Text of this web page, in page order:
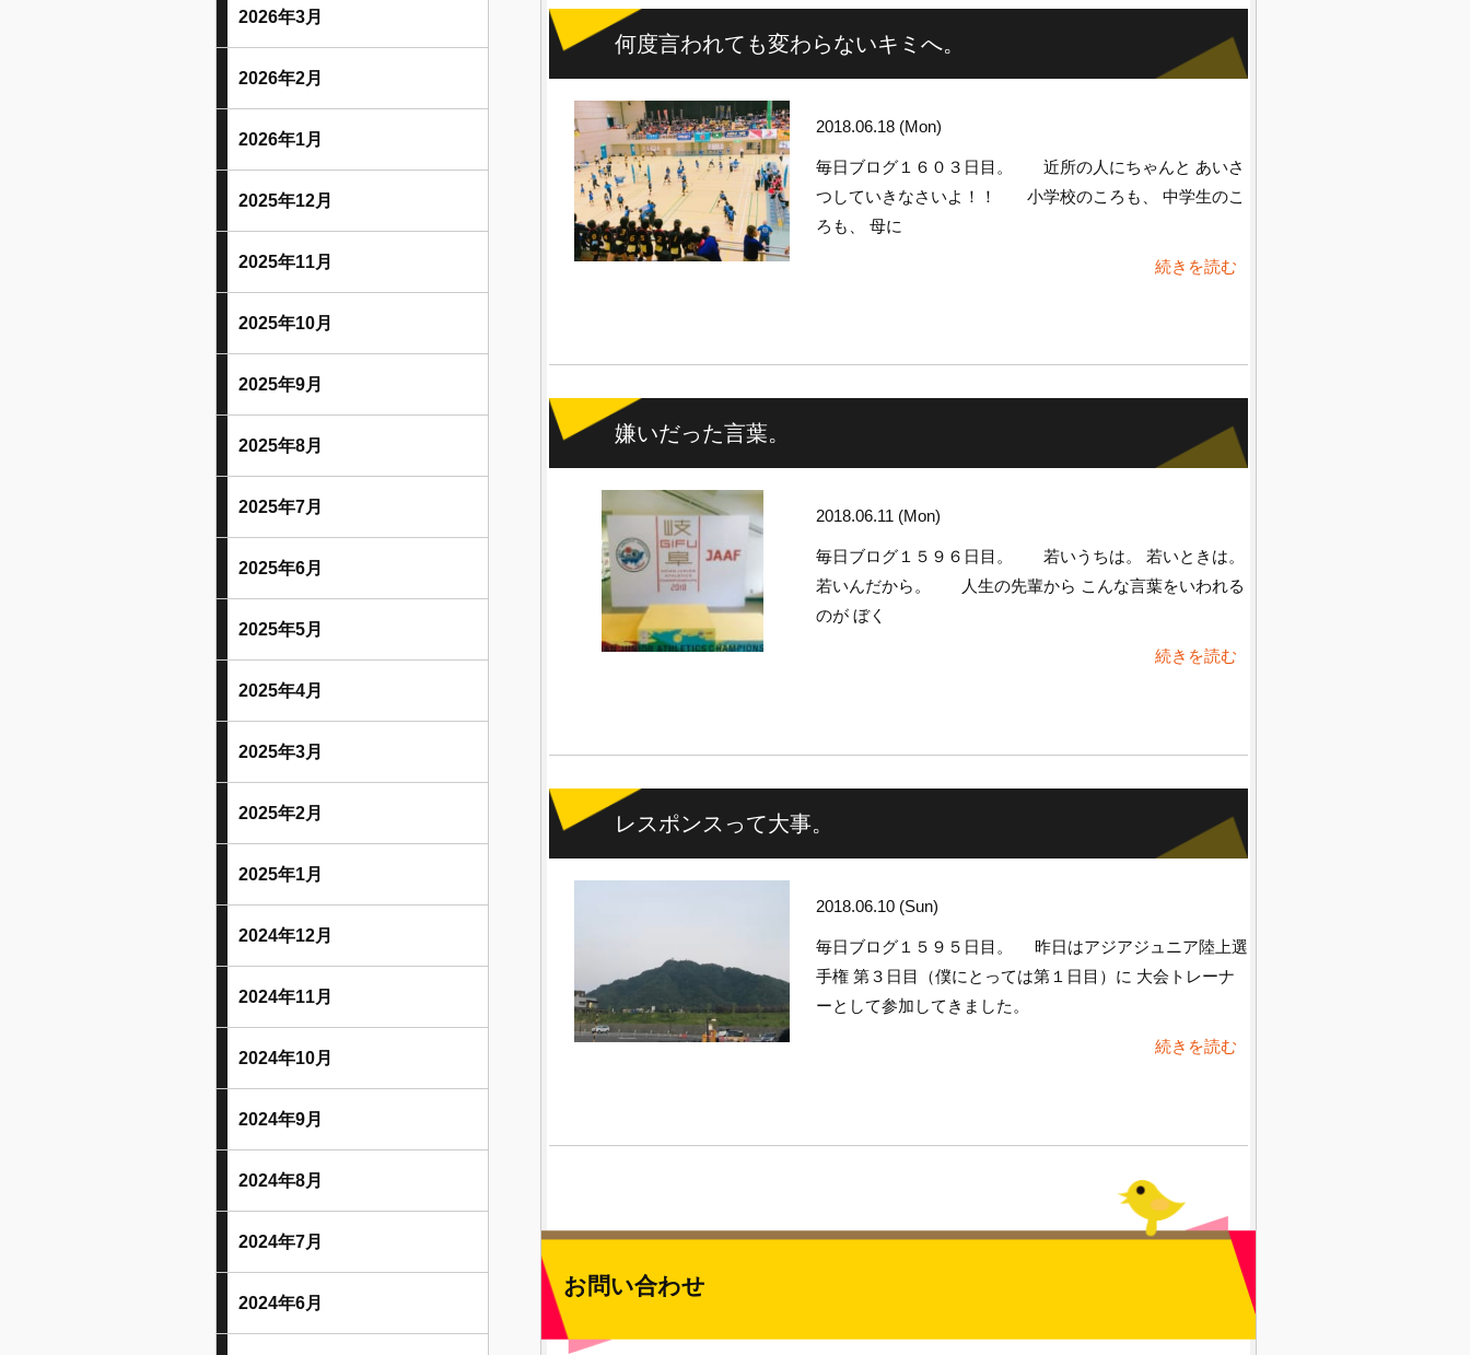
何度言われても変わらないキミへ。
2018.06.18 (Mon)
毎日ブログ１６０３日目。 近所の人にちゃんと あいさ
つしていきなさいよ！！ 小学校のころも、 中学生のこ
ろも、 母に
続きを読む
嫌いだった言葉。
2018.06.11 (Mon)
毎日ブログ１５９６日目。 若いうちは。 若いときは。
若いんだから。 人生の先輩から こんな言葉をいわれる
のが ぼく
続きを読む
レスポンスって大事。
2018.06.10 (Sun)
毎日ブログ１５９５日目。 昨日はアジアジュニア陸上選
手権 第３日目（僕にとっては第１日目）に 大会トレーナ
ーとして参加してきました。
続きを読む
お問い合わせ
2026年3月
2026年2月
2026年1月
2025年12月
2025年11月
2025年10月
2025年9月
2025年8月
2025年7月
2025年6月
2025年5月
2025年4月
2025年3月
2025年2月
2025年1月
2024年12月
2024年11月
2024年10月
2024年9月
2024年8月
2024年7月
2024年6月